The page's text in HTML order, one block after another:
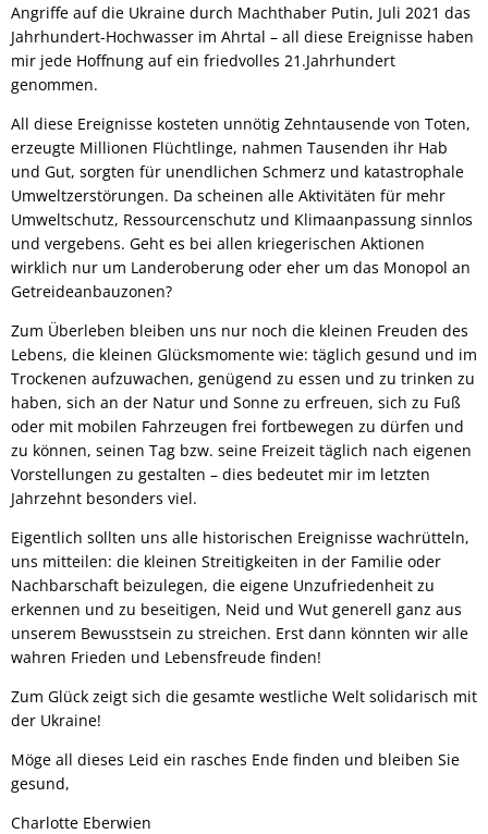
Angriffe auf die Ukraine durch Machthaber Putin, Juli 2021 das
Jahrhundert-Hochwasser im Ahrtal – all diese Ereignisse haben
mir jede Hoffnung auf ein friedvolles 21.Jahrhundert
genommen.
All diese Ereignisse kosteten unnötig Zehntausende von Toten,
erzeugte Millionen Flüchtlinge, nahmen Tausenden ihr Hab
und Gut, sorgten für unendlichen Schmerz und katastrophale
Umweltzerstörungen. Da scheinen alle Aktivitäten für mehr
Umweltschutz, Ressourcenschutz und Klimaanpassung sinnlos
und vergebens. Geht es bei allen kriegerischen Aktionen
wirklich nur um Landeroberung oder eher um das Monopol an
Getreideanbauzonen?
Zum Überleben bleiben uns nur noch die kleinen Freuden des
Lebens, die kleinen Glücksmomente wie: täglich gesund und im
Trockenen aufzuwachen, genügend zu essen und zu trinken zu
haben, sich an der Natur und Sonne zu erfreuen, sich zu Fuß
oder mit mobilen Fahrzeugen frei fortbewegen zu dürfen und
zu können, seinen Tag bzw. seine Freizeit täglich nach eigenen
Vorstellungen zu gestalten – dies bedeutet mir im letzten
Jahrzehnt besonders viel.
Eigentlich sollten uns alle historischen Ereignisse wachrütteln,
uns mitteilen: die kleinen Streitigkeiten in der Familie oder
Nachbarschaft beizulegen, die eigene Unzufriedenheit zu
erkennen und zu beseitigen, Neid und Wut generell ganz aus
unserem Bewusstsein zu streichen. Erst dann könnten wir alle
wahren Frieden und Lebensfreude finden!
Zum Glück zeigt sich die gesamte westliche Welt solidarisch mit
der Ukraine!
Möge all dieses Leid ein rasches Ende finden und bleiben Sie
gesund,
Charlotte Eberwien